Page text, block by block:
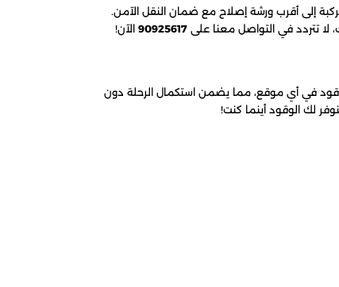
إلى أقرب ورشة إصلاح مع ضمان النقل الآمن.
لا تتردد في التواصل معنا على 90925617 الآن!
في أي موقع، مما يضمن استكمال الرحلة دون
لك الوقود أينما كنت!